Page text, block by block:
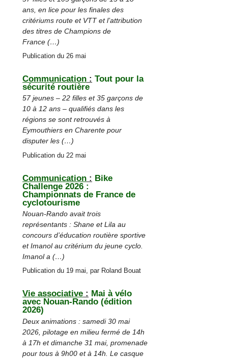
ans, en lice pour les finales des
critériums route et VTT et l’attribution
des titres de Champions de
France (…)
Publication du 26 mai
Communication : Tout pour la
sécurité routière
57 jeunes – 22 filles et 35 garçons de
10 à 12 ans – qualifiés dans les
régions se sont retrouvés à
Eymouthiers en Charente pour
disputer les (…)
Publication du 22 mai
Communication : Bike
Challenge 2026 :
Championnats de France de
cyclotourisme
Nouan-Rando avait trois
représentants : Shane et Lila au
concours d’éducation routière sportive
et Imanol au critérium du jeune cyclo.
Imanol a (…)
Publication du 19 mai, par Roland Bouat
Vie associative : Mai à vélo
avec Nouan-Rando (édition
2026)
Deux animations : samedi 30 mai
2026, pilotage en milieu fermé de 14h
à 17h et dimanche 31 mai, promenade
pour tous à 9h00 et à 14h. Le casque